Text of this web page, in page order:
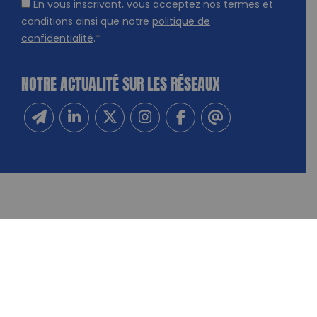
En vous inscrivant, vous acceptez nos termes et
conditions ainsi que notre politique de
confidentialité.*
NOTRE ACTUALITÉ SUR LES RÉSEAUX